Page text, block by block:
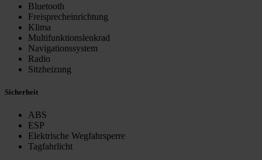
Bluetooth
Freisprecheinrichtung
Klima
Multifunktionslenkrad
Navigationssystem
Radio
Sitzheizung
Sicherheit
ABS
ESP
Elektrische Wegfahrsperre
Tagfahrlicht